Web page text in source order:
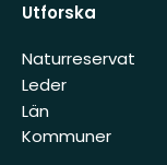
Utforska
Naturreservat
Leder
Län
Kommuner